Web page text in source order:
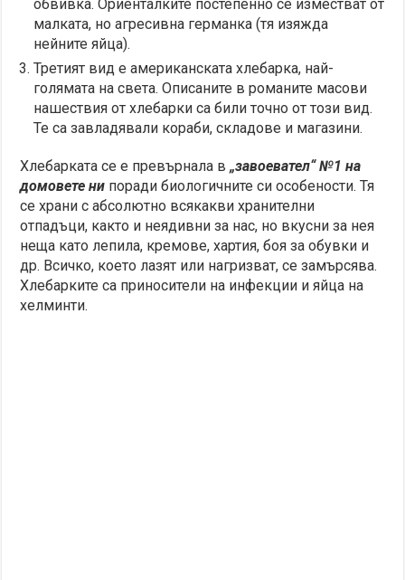
обвивка. Ориенталките постепенно се изместват от
малката, но агресивна германка (тя изяжда
нейните яйца).
Третият вид е американската хлебарка, най-
голямата на света. Описаните в романите масови
нашествия от хлебарки са били точно от този вид.
Те са завладявали кораби, складове и магазини.
Хлебарката се е превърнала в„завоевател“ №1 на
домовете ни поради биологичните си особености. Тя
се храни с абсолютно всякакви хранителни
отпадъци, както и неядивни за нас, но вкусни за нея
неща като лепила, кремове, хартия, боя за обувки и
др. Всичко, което лазят или нагризват, се замърсява.
Хлебарките са приносители на инфекции и яйца на
хелминти.